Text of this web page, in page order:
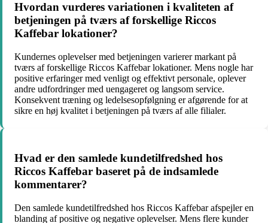
Hvordan vurderes variationen i kvaliteten af
betjeningen på tværs af forskellige Riccos
Kaffebar lokationer?
Kundernes oplevelser med betjeningen varierer markant på
tværs af forskellige Riccos Kaffebar lokationer. Mens nogle har
positive erfaringer med venligt og effektivt personale, oplever
andre udfordringer med uengageret og langsom service.
Konsekvent træning og ledelsesopfølgning er afgørende for at
sikre en høj kvalitet i betjeningen på tværs af alle filialer.
Hvad er den samlede kundetilfredshed hos
Riccos Kaffebar baseret på de indsamlede
kommentarer?
Den samlede kundetilfredshed hos Riccos Kaffebar afspejler en
blanding af positive og negative oplevelser. Mens flere kunder